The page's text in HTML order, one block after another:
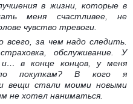
в жизни, которые в
меня счастливее, не
чувство тревоги.
за чем надо следить.
обслуживание. У
в конце концов, у меня
по покупкам? В кого я
вещи стали моими новыми
не хотел наниматься.